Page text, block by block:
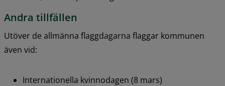
Andra tillfällen
Utöver de allmänna flaggdagarna flaggar kommunen
även vid:
Internationella kvinnodagen (8 mars)